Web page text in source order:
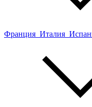
Франция Италия